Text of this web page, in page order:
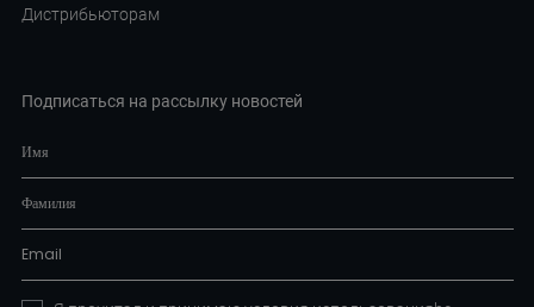
Дистрибьюторам
Подписаться на рассылку новостей